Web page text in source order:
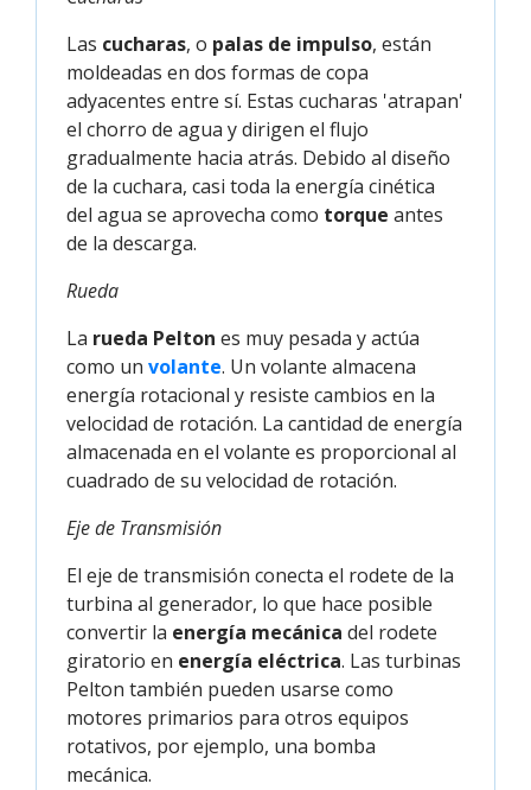
Las cucharas, o palas de impulso, están
moldeadas en dos formas de copa
adyacentes entre sí. Estas cucharas 'atrapan'
el chorro de agua y dirigen el flujo
gradualmente hacia atrás. Debido al diseño
de la cuchara, casi toda la energía cinética
del agua se aprovecha como torque antes
de la descarga.
Rueda
La rueda Pelton es muy pesada y actúa
como un volante. Un volante almacena
energía rotacional y resiste cambios en la
velocidad de rotación. La cantidad de energía
almacenada en el volante es proporcional al
cuadrado de su velocidad de rotación.
Eje de Transmisión
El eje de transmisión conecta el rodete de la
turbina al generador, lo que hace posible
convertir la energía mecánica del rodete
giratorio en energía eléctrica. Las turbinas
Pelton también pueden usarse como
motores primarios para otros equipos
rotativos, por ejemplo, una bomba
mecánica.